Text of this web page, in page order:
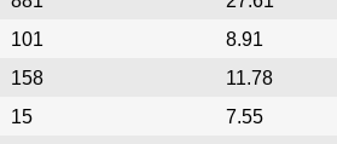
101 8.91
158 11.78
15 7.55